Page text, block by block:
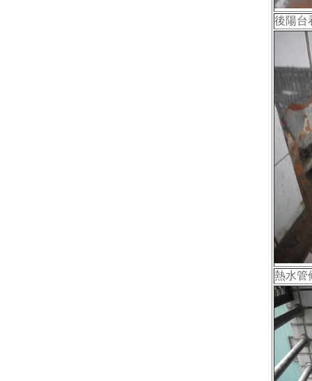
後陽台
熱水管